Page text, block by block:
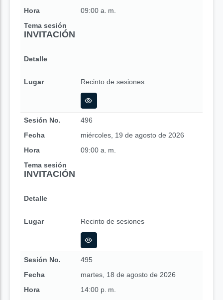
Hora
09:00 a. m.
Tema sesión
INVITACIÓN
Detalle
Lugar Recinto de sesiones
Sesión No.
496
Fecha
miércoles, 19 de agosto de 2026
Hora
09:00 a. m.
Tema sesión
INVITACIÓN
Detalle
Lugar Recinto de sesiones
Sesión No.
495
Fecha
martes, 18 de agosto de 2026
Hora
14:00 p. m.